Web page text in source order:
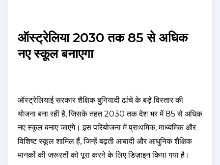
ऑस्ट्रेलिया 2030 तक 85 से अधिक
नए स्कूल बनाएगा
ऑस्ट्रेलियाई सरकार शैक्षिक बुनियादी ढांचे के बड़े विस्तार की
योजना बना रही है, जिसके तहत 2030 तक देश भर में 85 से अधिक
नए स्कूल बनाए जाएंगे। इस परियोजना में प्राथमिक, माध्यमिक और
विशिष्ट स्कूल शामिल हैं, जिन्हें बढ़ती आबादी और आधुनिक शैक्षिक
मानकों की जरूरतों को पूरा करने के लिए डिज़ाइन किया गया है।